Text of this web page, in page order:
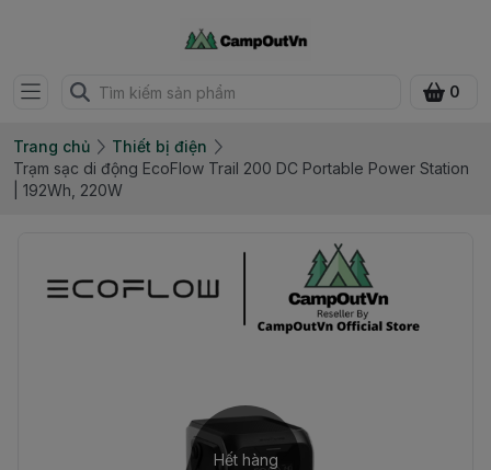
0
Trang chủ
Thiết bị điện
Trạm sạc di động EcoFlow Trail 200 DC Portable Power Station
| 192Wh, 220W
Hết hàng